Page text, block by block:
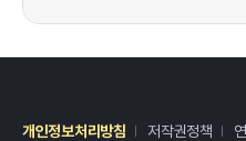
개인정보처리방침 저작권정책